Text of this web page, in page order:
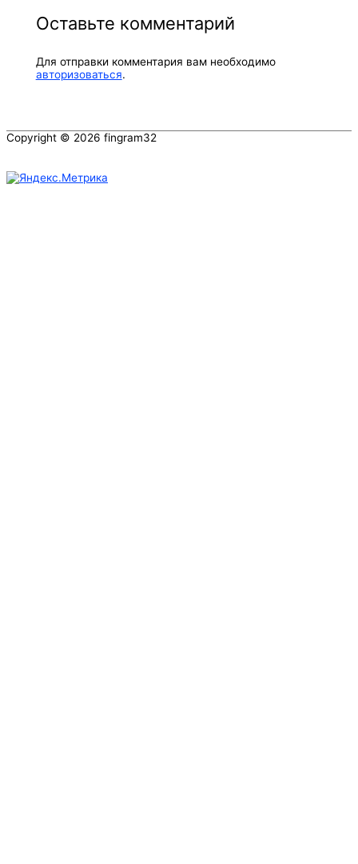
Оставьте комментарий
Для отправки комментария вам необходимо
авторизоваться.
Copyright © 2026 fingram32